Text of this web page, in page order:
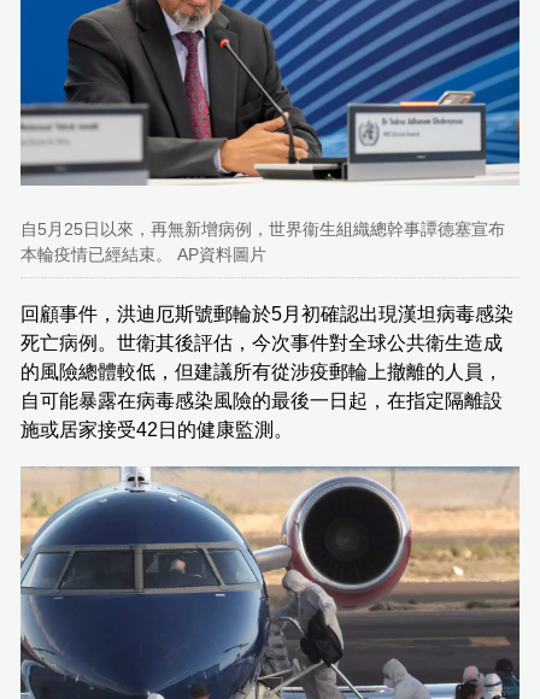
自5月25日以來，再無新增病例，世界衞生組織總幹事譚德塞宣布
本輪疫情已經結束。 AP資料圖片
回顧事件，洪迪厄斯號郵輪於5月初確認出現漢坦病毒感染
死亡病例。世衛其後評估，今次事件對全球公共衛生造成
的風險總體較低，但建議所有從涉疫郵輪上撤離的人員，
自可能暴露在病毒感染風險的最後一日起，在指定隔離設
施或居家接受42日的健康監測。